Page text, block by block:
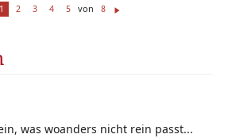
1 2 3 4 5 von 8
was woanders nicht rein passt...